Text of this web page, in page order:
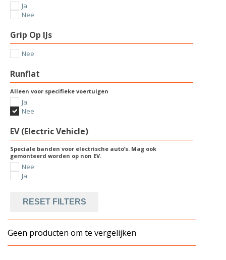
Ja
Nee
Grip Op IJs
Nee
Runflat
Alleen voor specifieke voertuigen
Ja
Nee
EV (Electric Vehicle)
Speciale banden voor electrische auto’s. Mag ook
gemonteerd worden op non EV.
Nee
Ja
RESET FILTERS
Geen producten om te vergelijken